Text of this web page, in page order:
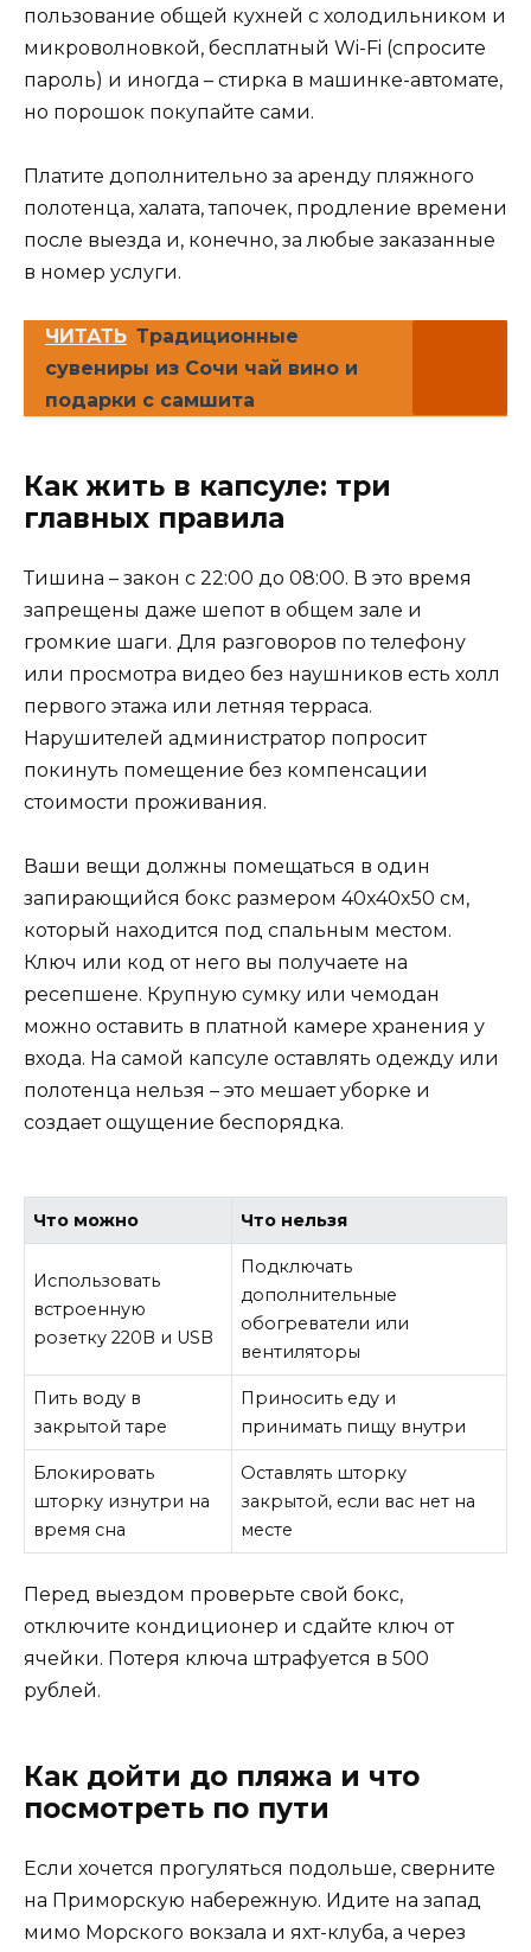
пользование общей кухней с холодильником и
микроволновкой, бесплатный Wi-Fi (спросите
пароль) и иногда – стирка в машинке-автомате,
но порошок покупайте сами.
Платите дополнительно за аренду пляжного
полотенца, халата, тапочек, продление времени
после выезда и, конечно, за любые заказанные
в номер услуги.
ЧИТАТЬ Традиционные
сувениры из Сочи чай вино и
подарки с самшита
Как жить в капсуле: три
главных правила
Тишина – закон с 22:00 до 08:00. В это время
запрещены даже шепот в общем зале и
громкие шаги. Для разговоров по телефону
или просмотра видео без наушников есть холл
первого этажа или летняя терраса.
Нарушителей администратор попросит
покинуть помещение без компенсации
стоимости проживания.
Ваши вещи должны помещаться в один
запирающийся бокс размером 40x40x50 см,
который находится под спальным местом.
Ключ или код от него вы получаете на
ресепшене. Крупную сумку или чемодан
можно оставить в платной камере хранения у
входа. На самой капсуле оставлять одежду или
полотенца нельзя – это мешает уборке и
создает ощущение беспорядка.
Что можно Что нельзя
Использовать
встроенную
розетку 220В и USB
Подключать
дополнительные
обогреватели или
вентиляторы
Пить воду в
закрытой таре
Приносить еду и
принимать пищу внутри
Блокировать
шторку изнутри на
время сна
Оставлять шторку
закрытой, если вас нет на
месте
Перед выездом проверьте свой бокс,
отключите кондиционер и сдайте ключ от
ячейки. Потеря ключа штрафуется в 500
рублей.
Как дойти до пляжа и что
посмотреть по пути
Если хочется прогуляться подольше, сверните
на Приморскую набережную. Идите на запад
мимо Морского вокзала и яхт-клуба, а через